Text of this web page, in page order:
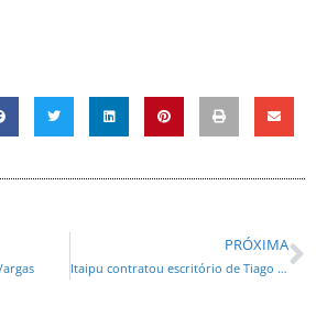
PRÓXIMA
Itaipu contratou escritório de Tiago Cedraz por R$ 1,58 milhão para atuar no TCU e em outros tribunais